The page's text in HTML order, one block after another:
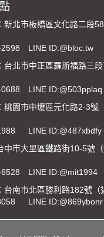
新北市板橋區文化路二段
LINE ID:@bloc.tw
台北市中正區羅斯福路三
LINE ID:@503pplaq
桃園市中壢區元化路2-3號
LINE ID:@487xbdfy
中市大里區鐵路街10-5號
LINE ID:@mit1994
台南市北區勝利路182號（
LINE ID:@869ybonr